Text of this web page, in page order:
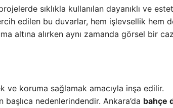
sıklıkla kullanılan dayanıklı ve
edilen bu duvarlar, hem işlevsellik hem
altına alırken aynı zamanda görsel bir
ve koruma sağlamak amacıyla inşa edilir.
başlıca nedenlerindendir. Ankara’da bahçe